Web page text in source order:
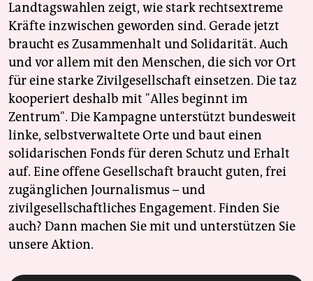
Landtagswahlen zeigt, wie stark rechtsextreme
Kräfte inzwischen geworden sind. Gerade jetzt
braucht es Zusammenhalt und Solidarität. Auch
und vor allem mit den Menschen, die sich vor Ort
für eine starke Zivilgesellschaft einsetzen. Die taz
kooperiert deshalb mit "Alles beginnt im
Zentrum". Die Kampagne unterstützt bundesweit
linke, selbstverwaltete Orte und baut einen
solidarischen Fonds für deren Schutz und Erhalt
auf. Eine offene Gesellschaft braucht guten, frei
zugänglichen Journalismus – und
zivilgesellschaftliches Engagement. Finden Sie
auch? Dann machen Sie mit und unterstützen Sie
unsere Aktion.